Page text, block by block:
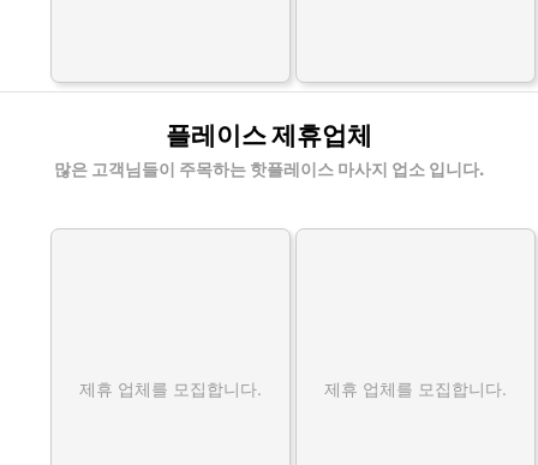
플레이스 제휴업체
많은 고객님들이 주목하는 핫플레이스 마사지 업소 입니다.
제휴 업체를 모집합니다. 제휴 업체를 모집합니다.